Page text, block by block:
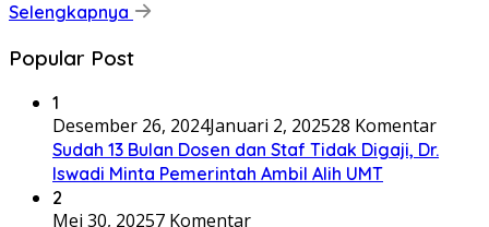
Selengkapnya
Popular Post
1
Desember 26, 2024Januari 2, 202528 Komentar
Sudah 13 Bulan Dosen dan Staf Tidak Digaji, Dr.
Iswadi Minta Pemerintah Ambil Alih UMT
2
Mei 30, 20257 Komentar